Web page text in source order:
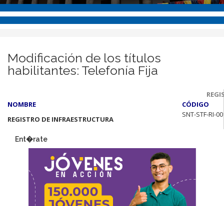
Modificación de los títulos
habilitantes: Telefonía Fija
NOMBRE
CÓDIGO
REGISTRO DE INFRAESTRUCTURA
SNT-STF-RI-
Ent�rate